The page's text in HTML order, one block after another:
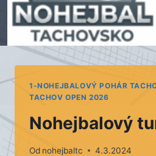
1-NOHEJBALOVÝ POHÁR
TACHOV OPEN 2026
Nohejbalový
Od nohejbaltc 4.3.2024